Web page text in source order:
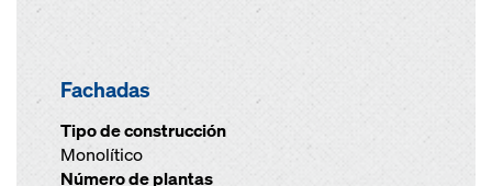
Fachadas
Tipo de construcción
Monolítico
Número de plantas